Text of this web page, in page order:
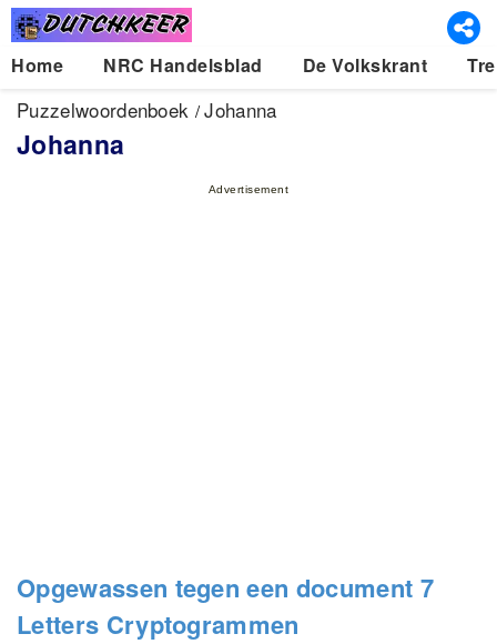
Home NRC Handelsblad De Volkskrant
Puzzelwoordenboek Johanna
Johanna
Advertisement
Opgewassen tegen een document 7
Letters Cryptogrammen